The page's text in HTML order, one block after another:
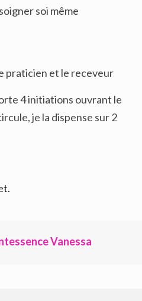
soi même
praticien et le receveur
4 initiations ouvrant le
je la dispense sur 2
Vanessa